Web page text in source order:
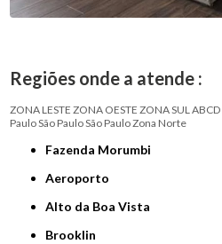
Regiões onde a atende :
ZONA LESTE ZONA OESTE ZONA SULABCD
PauloSão PauloSão PauloZona Norte
Fazenda Morumbi
Aeroporto
Alto da Boa Vista
Brooklin